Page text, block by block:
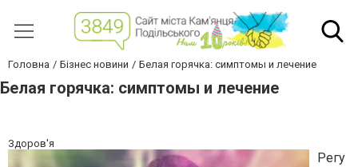
Головна Бізнес новини Белая горячка: симптомы и лечение
Белая горячка: симптомы и лечение
Здоров'я
Регу